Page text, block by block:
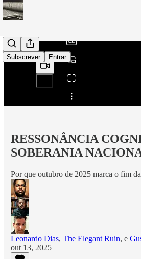
Subscrever Entrar
Partilhar a partir de0:00
RESSONÂNCIA
SOBERANIA
Por que outubro de 2025 marca o fim
Leonardo Dias, The Elegant Ruin, e
out 13, 2025